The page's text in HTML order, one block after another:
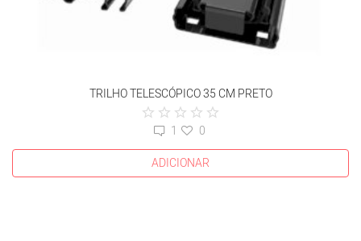
TRILHO TELESCÓPICO 35 CM PRETO
1
0
ADICIONAR